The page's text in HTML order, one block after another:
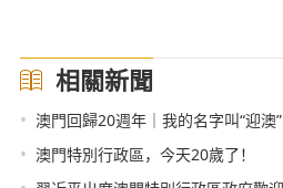
相關新聞
• 澳門回歸20週年｜我的名字叫“迎澳”
• 澳門特別行政區，今天20歲了！